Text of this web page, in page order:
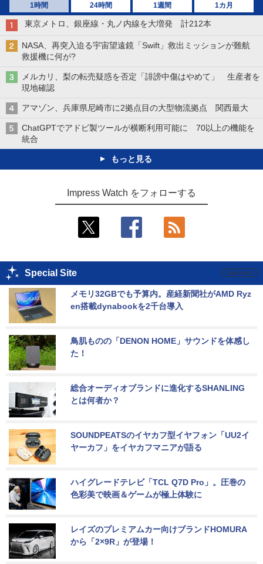
1時間 24時間 1週間 1カ月
東京メトロ、銀座線・丸ノ内線を大増発 計212本
NASA、再突入迫る宇宙望遠鏡「Swift」救出ミッションが難航
救援機に何が?
メルカリ、梨の転売疑惑を否定「誹謗中傷はやめて」 生産者を
現地確認
アマゾン、兵庫県尼崎市に2拠点目の大型物流拠点 関西最大
ChatGPTでアドビ製ツールが横断利用可能に 70以上の機能を
統合
もっと見る
Impress Watch をフォローする
Special Site
メモリ32GBでも予算内。産経新聞社がAMD Ryz
en搭載dynabookを2千台導入
鳥肌ものの「DENON HOME」サウンドを体感し
た！
総合オーディオブランドに進化するSHANLING
とは何者か？
SOUNDPEATSのイヤカフ型イヤフォン「UU2イ
ヤーカフ」をイヤカフマニアが語る
ハイグレードテレビ「TCL Q7D Pro」。圧巻の
色彩美で映画＆ゲームが極上体験に
レイズのプレミアムカー向けブランドHOMURA
から「2×9R」が登場！